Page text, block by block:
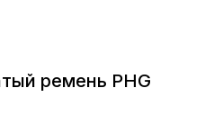
ремень PHG